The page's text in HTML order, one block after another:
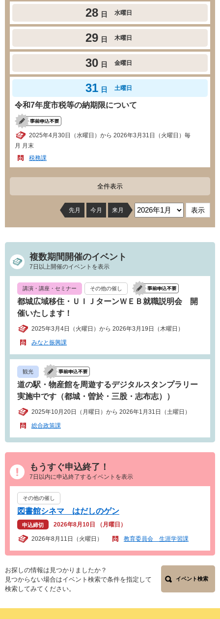
28 日 水曜日
29 日 木曜日
30 日 金曜日
31 日 土曜日
令和7年度市税等の納期限について
2025年4月30日（水曜日）から 2026年3月31日（火曜日）毎
月 月末
税務課
全件表示
先月 今月 来月
複数期間開催のイベント
7日以上開催のイベントを表示
講演・講座・セミナー その他の催し
都城広域移住・ＵＩＪターンＷＥＢ就職説明会 開
催いたします！
2025年3月4日（火曜日）から 2026年3月19日（木曜日）
みなと振興課
観光
道の駅・物産館を周遊するデジタルスタンプラリー
実施中です（都城・曽於・三股・志布志））
2025年10月20日（月曜日）から 2026年1月31日（土曜日）
総合政策課
もうすぐ申込終了！
7日以内に申込終了するイベントを表示
その他の催し
図書館シネマ はだしのゲン
申込締切 2026年8月10日 （月曜日）
2026年8月11日（火曜日） 教育委員会 生涯学習課
お探しの情報は見つかりましたか？
見つからない場合はイベント検索で条件を指定して
検索してみてください。
イベント検索